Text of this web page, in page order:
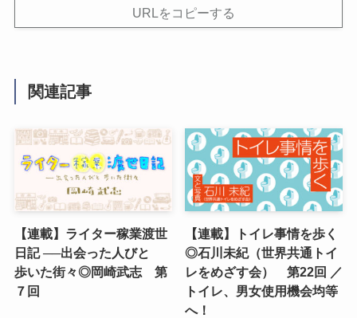
URLをコピーする
関連記事
【連載】ライター稼業渡世
日記 ──出会った人びと
歩いた街々◎岡崎武志 第
７回
【連載】トイレ事情を歩く
◎石川未紀（世界共通トイ
レをめざす会） 第22回 ／
トイレ、男女使用機会均等
へ！